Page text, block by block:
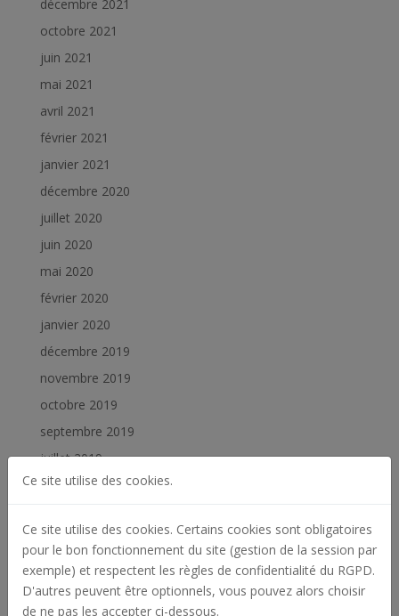
décembre 2021
octobre 2021
juin 2021
mai 2021
avril 2021
février 2021
janvier 2021
décembre 2020
juillet 2020
juin 2020
mai 2020
février 2020
janvier 2020
décembre 2019
novembre 2019
octobre 2019
septembre 2019
juillet 2019
juin 2019
janvier 2019
Catégories
Actualités
Ce site utilise des cookies.
Ce site utilise des cookies. Certains cookies sont obligatoires
pour le bon fonctionnement du site (gestion de la session par
exemple) et respectent les règles de confidentialité du RGPD.
D'autres peuvent être optionnels, vous pouvez alors choisir
de ne pas les accepter ci-dessous.